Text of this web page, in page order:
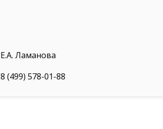
Е.А. Ламанова
8 (499) 578-01-88